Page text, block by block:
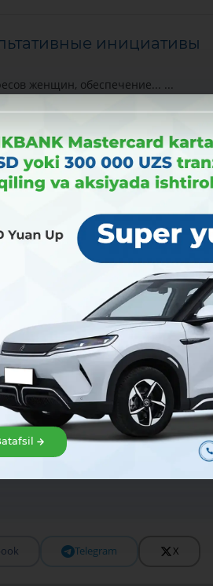
инициативы
женщин, обеспечение... ...
экономику. Благодаря
литература"
и западной культуры. Именно... ...
Отмечается, что... ... Они
театры и библиотеки...
ЗАДАЧИ НА 2025
осуществляет... ... 1,1 трлн.
банком достигнут... ...
компании, которые принесут...
Telegram X